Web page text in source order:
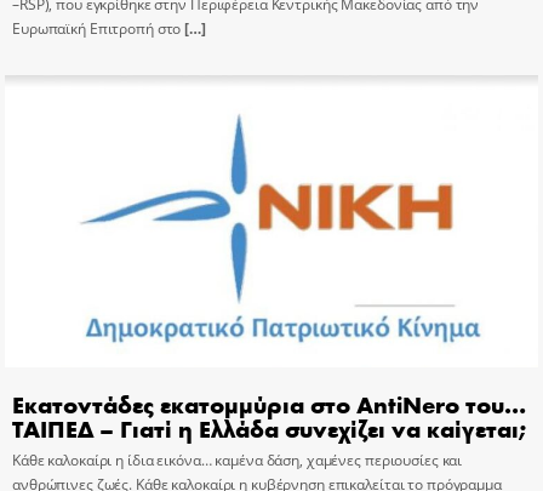
–RSP), που εγκρίθηκε στην Περιφέρεια Κεντρικής Μακεδονίας από την
Ευρωπαϊκή Επιτροπή στο[…]
Εκατοντάδες εκατομμύρια στο AntiNero του…
ΤΑΙΠΕΔ – Γιατί η Ελλάδα συνεχίζει να καίγεται;
Κάθε καλοκαίρι η ίδια εικόνα… καμένα δάση, χαμένες περιουσίες και
ανθρώπινες ζωές. Κάθε καλοκαίρι η κυβέρνηση επικαλείται το πρόγραμμα